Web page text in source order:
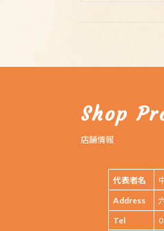
Shop
店舗情報
代表者名
Address
Tel